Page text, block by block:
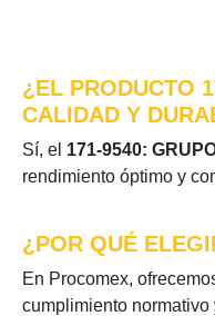
¿EL PRODUCTO
CALIDAD Y
Sí, el 171-9540:
rendimiento óptimo y
¿POR QUÉ
En Procomex,
cumplimiento